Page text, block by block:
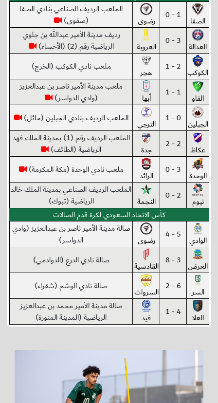
الصفا 1 - 0 رضوى
الملعب الرديف الصناعي بنادي الصفا
(صفوى)
العدالة 3 - 0 العروبة
رديف مدينة الأمير عبدالله بن جلوي
الرياضية رقم (2) (الأحساء)
الكوكب 2 - 1 هجر ملعب نادي الكوكب (الخرج)
الفاو 1 - 1 أبها
ملعب مدينة الأمير ناصر بن عبدالعزيز
(وادي الدواسر)
الجبلين 0 - 1 الترجي الملعب الرديف بنادي الجبلين (حائل)
عكاظ 2 - 2 جدة
الملعب الرديف رقم (1) بمدينة الملك فهد
الرياضية (الطائف)
الوحدة 3 - 0 الرائد ملعب نادي الوحدة (مكة المكرمة)
نيوم 2 - 0 النجمة
الملعب الرديف الصناعي بمدينة الملك خالد
الرياضية (تبوك)
كأس الاتحاد السعودي لكرة قدم الصالات
الوادي 5 - 4 رضوى
صالة مدينة الأمير ناصر بن عبدالعزيز (وادي
الدواسر)
العرض 3 - 8 القادسية صالة نادي الدرع (الدوادمي)
السر 6 - 2 السروات صالة نادي الوشم (شقراء)
العلا 4 - 1 فيد
صالة مدينة الأمير محمد بن عبدالعزيز
الرياضية (المدينة المنورة)